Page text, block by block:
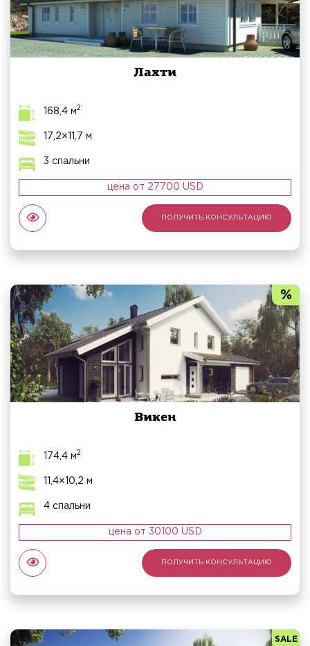
Лахти
168,4 м2
17,2×11,7 м
3 спальни
цена от 27700 USD
ПОЛУЧИТЬ КОНСУЛЬТАЦИЮ
Викен
174,4 м2
11,4×10,2 м
4 спальни
цена от 30100 USD
ПОЛУЧИТЬ КОНСУЛЬТАЦИЮ